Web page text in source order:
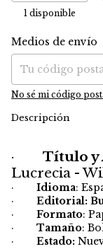
1 disponible
Entregas para el CP:
Medios de envío
No sé mi código
Descripción
· Título y
Lucrecia -
· Idioma:
· Editorial:
· Formato:
· Tamaño:
· Estado: